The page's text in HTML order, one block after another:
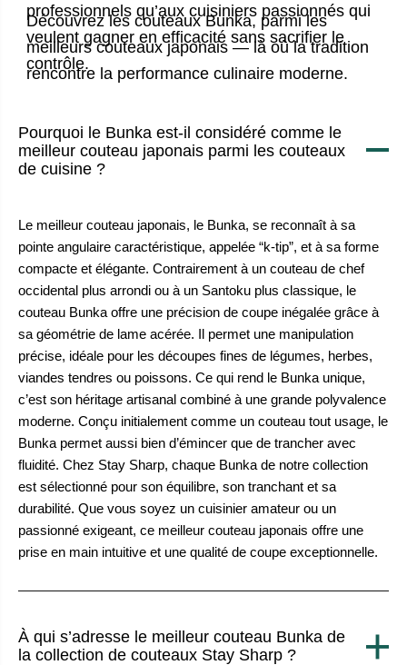
professionnels qu’aux cuisiniers passionnés qui
veulent gagner en efficacité sans sacrifier le
contrôle.
Découvrez lescouteaux Bunka, parmi les
meilleurs couteaux japonais— là où la tradition
rencontre la performance culinaire moderne.
Pourquoi le Bunka est-il considéré comme le
meilleur couteau japonais parmi les couteaux
de cuisine ?
Le meilleur couteau japonais, le Bunka, se reconnaît à sa
pointe angulaire caractéristique, appelée “k-tip”, et à sa forme
compacte et élégante. Contrairement à un couteau de chef
occidental plus arrondi ou à un Santoku plus classique, le
couteau Bunka offre une précision de coupe inégalée grâce à
sa géométrie de lame acérée. Il permet une manipulation
précise, idéale pour les découpes fines de légumes, herbes,
viandes tendres ou poissons. Ce qui rend le Bunka unique,
c’est son héritage artisanal combiné à une grande polyvalence
moderne. Conçu initialement comme un couteau tout usage, le
Bunka permet aussi bien d’émincer que de trancher avec
fluidité. Chez Stay Sharp, chaque Bunka de notre collection
est sélectionné pour son équilibre, son tranchant et sa
durabilité. Que vous soyez un cuisinier amateur ou un
passionné exigeant, ce meilleur couteau japonais offre une
prise en main intuitive et une qualité de coupe exceptionnelle.
À qui s’adresse le meilleur couteau Bunka de
la collection de couteaux Stay Sharp ?